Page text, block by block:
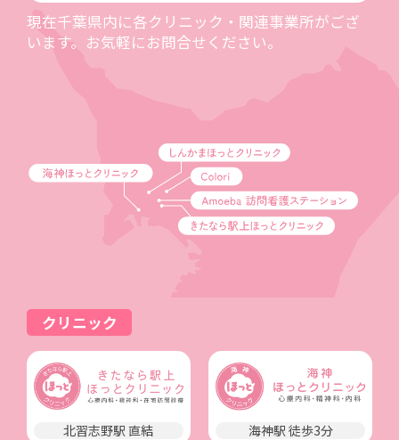
現在千葉県内に各クリニック・関連事業所がござ
います。お気軽にお問合せください。
クリニック
北習志野駅 直結 海神駅 徒歩3分